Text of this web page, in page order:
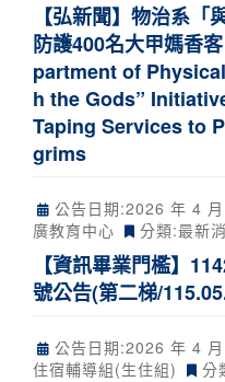
【弘新聞】物治系
防護400名大甲媽香
partment of
h the Gods”
Taping Services to
grims
公告日期:2026 年 4
廣教育中心
分類:最新
【資訊畢業門檻】
號公告(第二梯/
公告日期:2026 年 4
住宿輔導組(生住組)
分